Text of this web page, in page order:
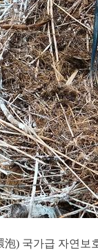
) 국가급 자연보